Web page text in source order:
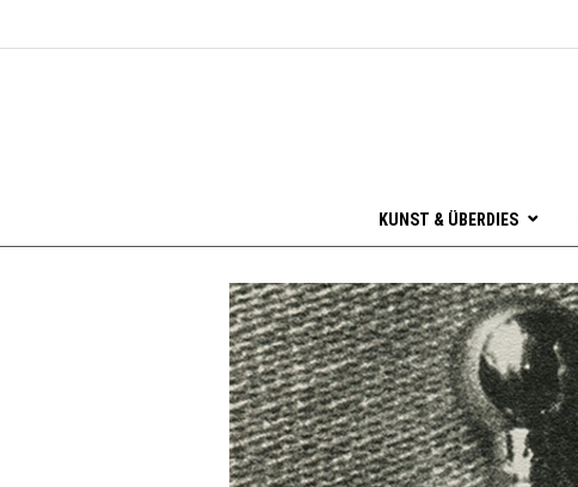
KUNST & ÜBERDIES